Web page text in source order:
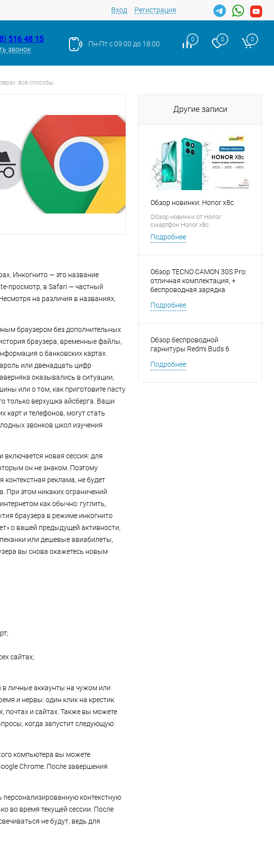
Вход Регистрация
516 48 15
звонок
Пн-Пт с 09:00 до 18:00
0 0 0
все способы
Инкогнито — это название
просмотр, в Safari — частный
на различия в названиях,
браузером без дополнительных
браузера, временные файлы,
о банковских картах.
или двенадцать цифр
оказывались в ситуации,
или о том, как приготовите пасту
только верхушка айсберга. Ваши
карт и телефонов, могут стать
звонков школ изучения
новая сессия: для
он не знаком. Поэтому
реклама, не будет
При этом никаких ограничений
как обычно: гуглить,
браузера в режиме инкогнито
о вашей предыдущей активности,
или дешевые авиабилеты,
вы снова окажетесь новым
сайтах;
в личные аккаунты на чужом или
и нервы: один клик на крестик
почтах и сайтах. Также вы можете
когда запустит следующую
компьютера вы можете
Chrome. После завершения
контекстную
во время текущей сессии. После
не будут, ведь для
Другие записи
Обзор новинки: Honor x8c
Обзор новинки от Honor:
смартфон Honor x8c
Подробнее
Обзор TECNO CAMON 30S Pro:
отличная комплектация, +
беспроводная зарядка
Подробнее
Обзор беспроводной
гарнитуры Redmi Buds 6
Подробнее